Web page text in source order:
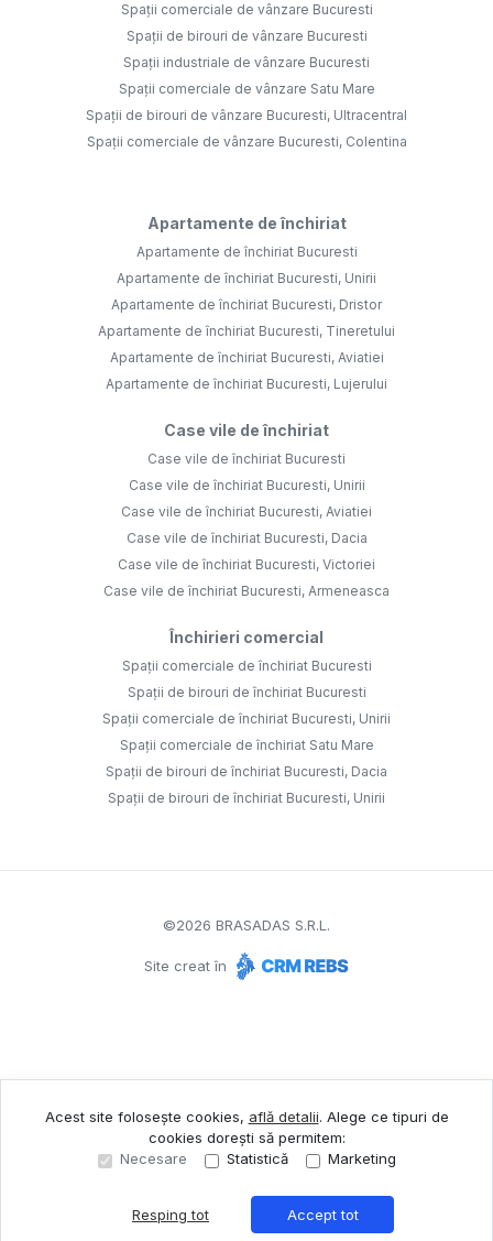
Spații comerciale de vânzare Bucuresti
Spații de birouri de vânzare Bucuresti
Spații industriale de vânzare Bucuresti
Spații comerciale de vânzare Satu Mare
Spații de birouri de vânzare Bucuresti, Ultracentral
Spații comerciale de vânzare Bucuresti, Colentina
Apartamente de închiriat
Apartamente de închiriat Bucuresti
Apartamente de închiriat Bucuresti, Unirii
Apartamente de închiriat Bucuresti, Dristor
Apartamente de închiriat Bucuresti, Tineretului
Apartamente de închiriat Bucuresti, Aviatiei
Apartamente de închiriat Bucuresti, Lujerului
Case vile de închiriat
Case vile de închiriat Bucuresti
Case vile de închiriat Bucuresti, Unirii
Case vile de închiriat Bucuresti, Aviatiei
Case vile de închiriat Bucuresti, Dacia
Case vile de închiriat Bucuresti, Victoriei
Case vile de închiriat Bucuresti, Armeneasca
Închirieri comercial
Spații comerciale de închiriat Bucuresti
Spații de birouri de închiriat Bucuresti
Spații comerciale de închiriat Bucuresti, Unirii
Spații comerciale de închiriat Satu Mare
Spații de birouri de închiriat Bucuresti, Dacia
Spații de birouri de închiriat Bucuresti, Unirii
©2026 BRASADAS S.R.L.
Site creat în
Acest site folosește cookies, află detalii. Alege ce tipuri de
cookies dorești să permitem:
Necesare
Statistică Marketing
Resping tot Accept tot